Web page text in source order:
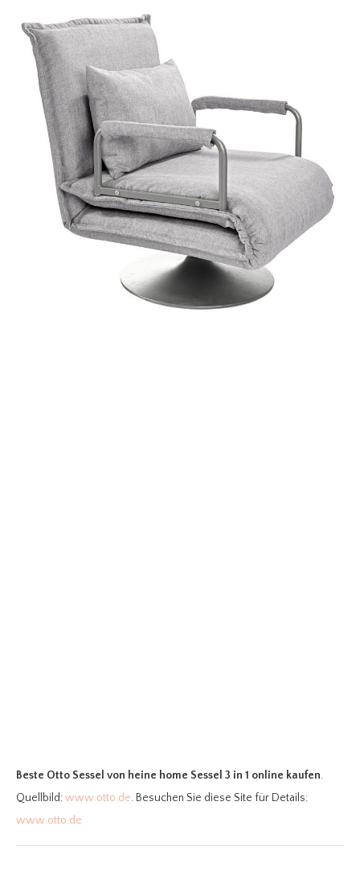
Beste Otto Sessel von heine home Sessel 3 in 1 online kaufen.
Quellbild:www.otto.de. Besuchen Sie diese Site für Details:
www.otto.de